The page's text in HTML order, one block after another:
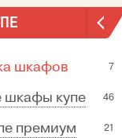
шкафов 7
шкафы купе 46
премиум 21